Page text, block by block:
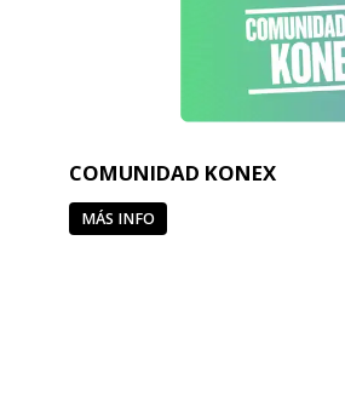
COMUNIDAD KONEX
MÁS INFO